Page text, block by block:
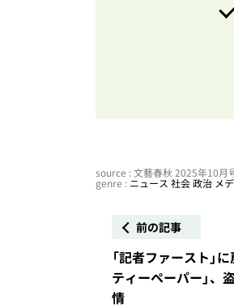
source : 文藝春秋 2025年10月
genre : ニュース 社会政治 メ
前の記事
「記者ファースト」
ティーペーパー」、
情